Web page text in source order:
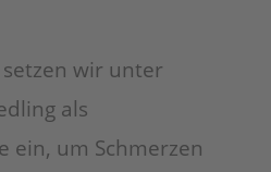
wir unter
als
ein, um Schmerzen